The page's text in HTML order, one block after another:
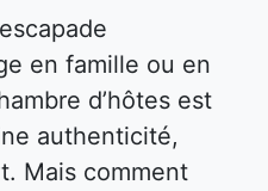
en famille ou en
d’hôtes est
authenticité,
Mais comment